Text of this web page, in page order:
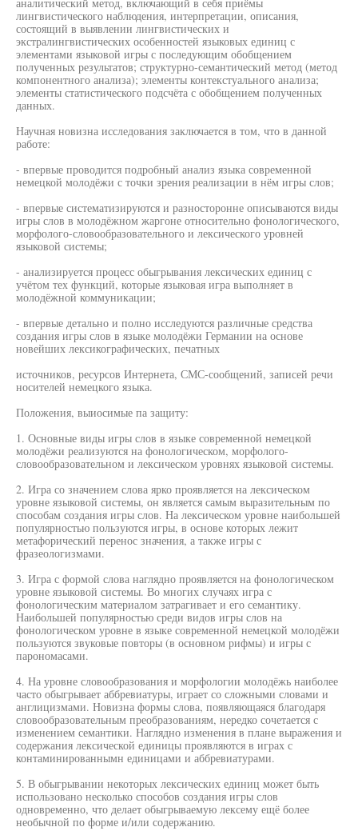
лингвистического наблюдения, интерпретации, описания,
состоящий в выявлении лингвистических и
экстралингвистических особенностей языковых единиц с
элементами языковой игры с последующим обобщением
полученных результатов; структурно-семантический метод (метод
компонентного анализа); элементы контекстуального анализа;
элементы статистического подсчёта с обобщением полученных
данных.
Научная новизна исследования заключается в том, что в данной
работе:
- впервые проводится подробный анализ языка современной
немецкой молодёжи с точки зрения реализации в нём игры слов;
- впервые систематизируются и разносторонне описываются виды
игры слов в молодёжном жаргоне относительно фонологического,
морфолого-словообразовательного и лексического уровней
языковой системы;
- анализируется процесс обыгрывания лексических единиц с
учётом тех функций, которые языковая игра выполняет в
молодёжной коммуникации;
- впервые детально и полно исследуются различные средства
создания игры слов в языке молодёжи Германии на основе
новейших лексикографических, печатных
источников, ресурсов Интернета, СМС-сообщений, записей речи
носителей немецкого языка.
Положения, выиосимые па защиту:
1. Основные виды игры слов в языке современной немецкой
молодёжи реализуются на фонологическом, морфолого-
словообразовательном и лексическом уровнях языковой системы.
2. Игра со значением слова ярко проявляется на лексическом
уровне языковой системы, он является самым выразительным по
способам создания игры слов. На лексическом уровне наибольшей
популярностью пользуются игры, в основе которых лежит
метафорический перенос значения, а также игры с
фразеологизмами.
3. Игра с формой слова наглядно проявляется на фонологическом
уровне языковой системы. Во многих случаях игра с
фонологическим материалом затрагивает и его семантику.
Наибольшей популярностью среди видов игры слов на
фонологическом уровне в языке современной немецкой молодёжи
пользуются звуковые повторы (в основном рифмы) и игры с
парономасами.
4. На уровне словообразования и морфологии молодёжь наиболее
часто обыгрывает аббревиатуры, играет со сложными словами и
англицизмами. Новизна формы слова, появляющаяся благодаря
словообразовательным преобразованиям, нередко сочетается с
изменением семантики. Наглядно изменения в плане выражения и
содержания лексической единицы проявляются в играх с
контаминированнымн единицами и аббревиатурами.
5. В обыгрывании некоторых лексических единиц может быть
использовано несколько способов создания игры слов
одновременно, что делает обыгрываемую лексему ещё более
необычной по форме и/или содержанию.